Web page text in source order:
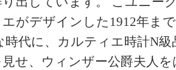
がデザインした1912年ま
代に、カルティエ時計N
せ、ウィンザー公爵夫人